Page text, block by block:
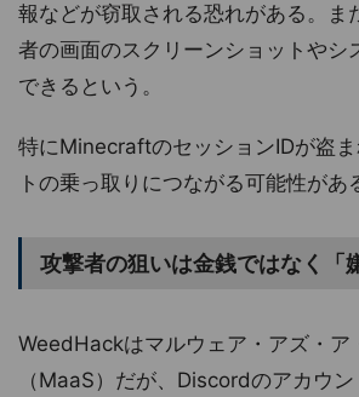
報などが窃取される恐れがある。ま
者の画面のスクリーンショットやシ
できるという。
特にMinecraftのセッションIDが盗
トの乗っ取りにつながる可能性があ
攻撃者の狙いは金銭ではなく「
WeedHackはマルウェア・アズ・ア
（MaaS）だが、Discordのアカウ